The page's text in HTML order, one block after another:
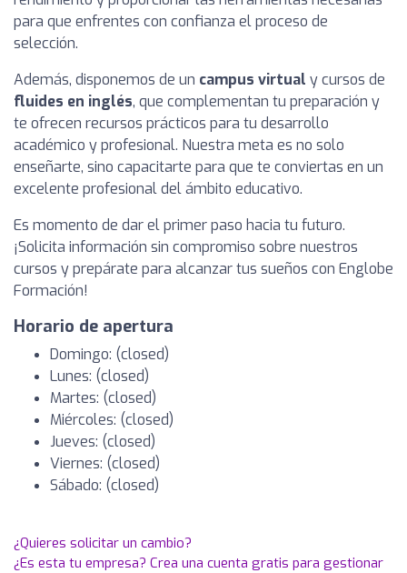
para que enfrentes con confianza el proceso de
selección.
Además, disponemos de un campus virtual y cursos de
fluides en inglés, que complementan tu preparación y
te ofrecen recursos prácticos para tu desarrollo
académico y profesional. Nuestra meta es no solo
enseñarte, sino capacitarte para que te conviertas en un
excelente profesional del ámbito educativo.
Es momento de dar el primer paso hacia tu futuro.
¡Solicita información sin compromiso sobre nuestros
cursos y prepárate para alcanzar tus sueños con Englobe
Formación!
Horario de apertura
Domingo: (closed)
Lunes: (closed)
Martes: (closed)
Miércoles: (closed)
Jueves: (closed)
Viernes: (closed)
Sábado: (closed)
¿Quieres solicitar un cambio?
¿Es esta tu empresa? Crea una cuenta gratis para gestionar